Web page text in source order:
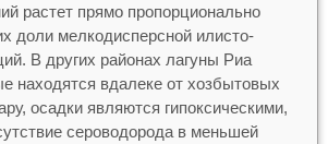
растет прямо пропорционально
доли мелкодисперсной илисто-
В других районах лагуны Риа
находятся вдалеке от хозбытовых
осадки являются гипоксическими,
сероводорода в меньшей